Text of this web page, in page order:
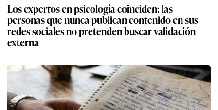
Los expertos en psicología coinciden: las
personas que nunca publican contenido en sus
redes sociales no pretenden buscar validación
externa